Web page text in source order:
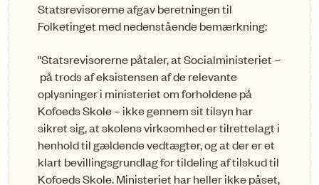
Statsrevisorerne afgav beretningen til
Folketinget med nedenstående bemærkning:
"Statsrevisorerne påtaler, at Socialministeriet –
på trods af eksistensen af de relevante
oplysnin­ger i ministeriet om forholdene på
Kofoeds Skole– ikke gennem sit tilsyn har
sikret sig, at skolens virk­somhed er tilrettelagt i
henhold til gældende vedtægter, og at der er et
klart bevillingsgrundlag for tildeling af tilskud til
Kofoeds Skole. Ministeriet har heller ikke påset,